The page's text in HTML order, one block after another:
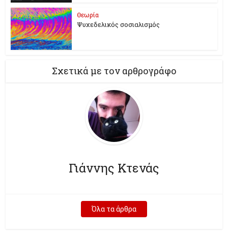
Θεωρία
Ψυχεδελικός σοσιαλισμός
Σχετικά με τον αρθρογράφο
Γιάννης Κτενάς
Όλα τα άρθρα